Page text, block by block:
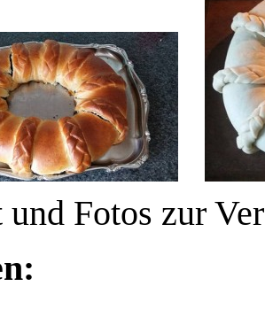
und Fotos zur